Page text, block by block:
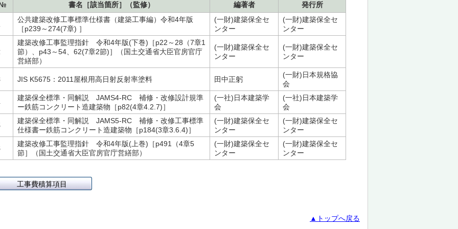
書名［該当箇所］（監修） 編著者 発行所
公共建築改修工事標準仕様書（建築工事編）令和4年版
［p239～274(7章) ］
(一財)建築保全セ
ンター
(一財)建築保全セ
ンター
建築改修工事監理指針 令和4年版(下巻)［p22～28（7章1
節）、p43～54、62(7章2節)］（国土交通省大臣官房官庁
営繕部）
(一財)建築保全セ
ンター
(一財)建築保全セ
ンター
JIS K5675：2011屋根用高日射反射率塗料 田中正躬
(一財)日本規格協
会
建築保全標準・同解説 JAMS4-RC 補修・改修設計規準
ー鉄筋コンクリート造建築物［p82(4章4.2.7)］
(一社)日本建築学
会
(一社)日本建築学
会
建築保全標準・同解説 JAMS5-RC 補修・改修工事標準
仕様書ー鉄筋コンクリート造建築物［p184(3章3.6.4)］
(一財)建築保全セ
ンター
(一財)建築保全セ
ンター
建築改修工事監理指針 令和4年版(上巻)［p491（4章5
節］（国土交通省大臣官房官庁営繕部）
(一財)建築保全セ
ンター
(一財)建築保全セ
ンター
工事費積算項目
▲トップへ戻る